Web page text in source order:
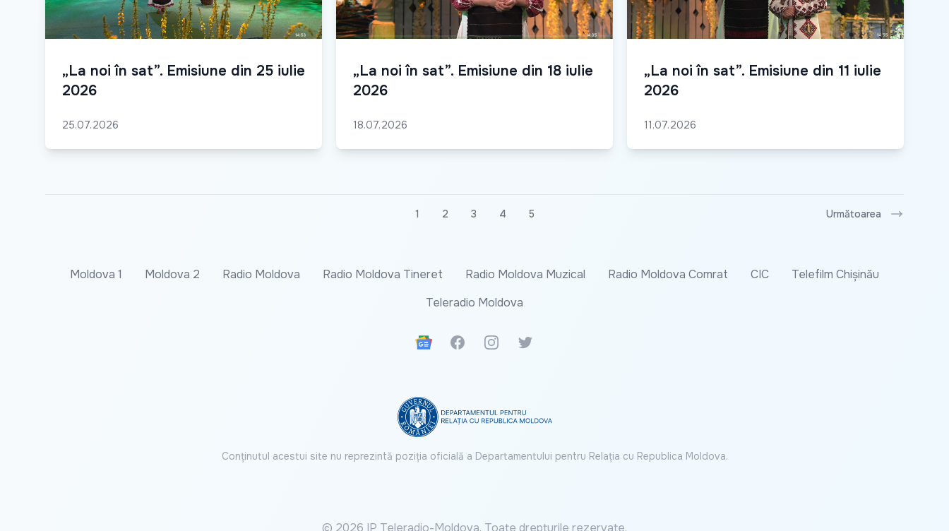
„La noi în sat”. Emisiune din 25 iulie
2026
25.07.2026
„La noi în sat”. Emisiune din 18 iulie
2026
18.07.2026
„La noi în sat”. Emisiune din 11 iulie
2026
11.07.2026
1 2 3 4 5 Următoarea
Moldova 1 Moldova 2 Radio Moldova Radio Moldova Tineret Radio Moldova Muzical Radio Moldova Comrat CIC
Telefilm Chișinău
Teleradio Moldova
Google News
FacebookInstagramTwitter
Conținutul acestui site nu reprezintă poziția oficială a Departamentului pentru Relația cu Republica Moldova.
© 2026 IP Teleradio-Moldova. Toate drepturile rezervate.